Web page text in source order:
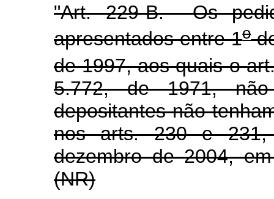
"Art. 229-B. Os
apresentados entre 1o
de 1997, aos quais o
5.772, de 1971,
depositantes não
nos arts. 230 e
dezembro de 2004,
(NR)